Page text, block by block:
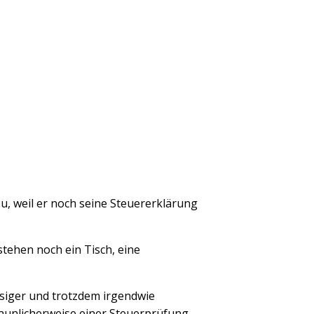
weil er noch seine Steuer­erklä­rung
noch ein Tisch, eine
und trotzdem irgendwie